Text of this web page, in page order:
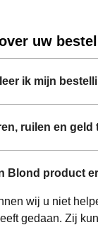
uw
ik mijn
ruilen en geld
Blond product
wij u niet
gedaan. Zij